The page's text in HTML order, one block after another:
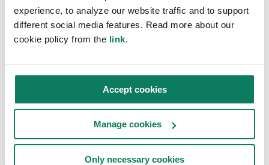
experience, to analyze our website traffic and to support
different social media features. Read more about our
cookie policy from the link.
Accept cookies
Manage cookies
Only necessary cookies
WLC-bedömning (Whole life carbon assessment)
genomförs i Steg 4 när det finns tillräcklig data för
att ge tillförlitlig resultat för fastighetsutvecklingen.